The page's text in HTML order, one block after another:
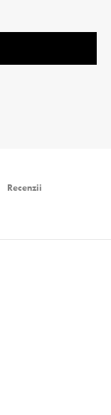
Recenzii